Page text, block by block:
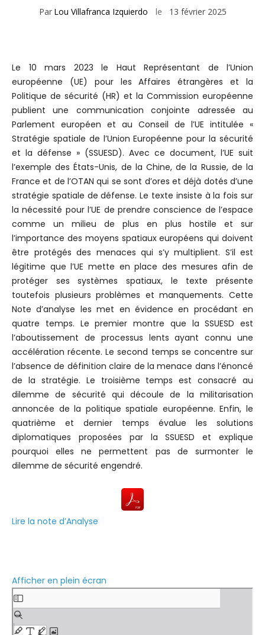
Par Lou Villafranca Izquierdo le 13 février 2025
Le 10 mars 2023 le Haut Représentant de l’Union
européenne (UE) pour les Affaires étrangères et la
Politique de sécurité (HR) et la Commission européenne
publient une communication conjointe adressée au
Parlement européen et au Conseil de l’UE intitulée «
Stratégie spatiale de l’Union Européenne pour la sécurité
et la défense » (SSUESD). Avec ce document, l’UE suit
l’exemple des États-Unis, de la Chine, de la Russie, de la
France et de l’OTAN qui se sont d’ores et déjà dotés d’une
stratégie spatiale de défense. Le texte insiste à la fois sur
la nécessité pour l’UE de prendre conscience de l’espace
comme un milieu de plus en plus hostile et sur
l’importance des moyens spatiaux européens qui doivent
être protégés des menaces qui s’y multiplient. S’il est
légitime que l’UE mette en place des mesures afin de
protéger ses systèmes spatiaux, le texte présente
toutefois plusieurs problèmes et manquements. Cette
Note d’analyse les met en évidence en procédant en
quatre temps. Le premier montre que la SSUESD est
l’aboutissement de processus lents ayant connu une
accélération récente. Le second temps se concentre sur
l’absence de définition claire de la menace dans l’énoncé
de la stratégie. Le troisième temps est consacré au
dilemme de sécurité qui découle de la militarisation
annoncée de la politique spatiale européenne. Enfin, le
quatrième et dernier temps évalue les solutions
diplomatiques proposées par la SSUESD et explique
pourquoi elles ne permettent pas de surmonter le
dilemme de sécurité engendré.
Lire la note d’Analyse
Afficher en plein écran
A